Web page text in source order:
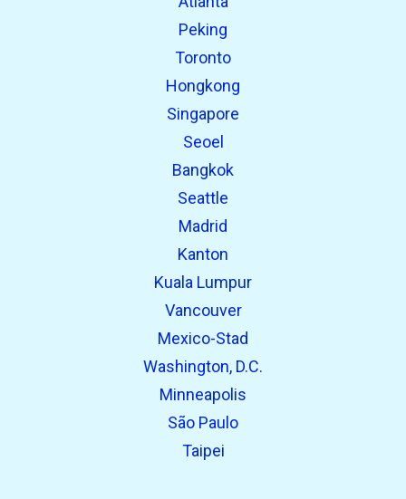
Peking
Toronto
Hongkong
Singapore
Seoel
Bangkok
Seattle
Madrid
Kanton
Kuala Lumpur
Vancouver
Mexico-Stad
Washington, D.C.
Minneapolis
São Paulo
Taipei